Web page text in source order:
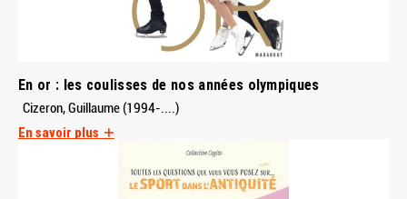
En or : les coulisses de nos années olympiques
Cizeron, Guillaume (1994-....)
En savoir plus